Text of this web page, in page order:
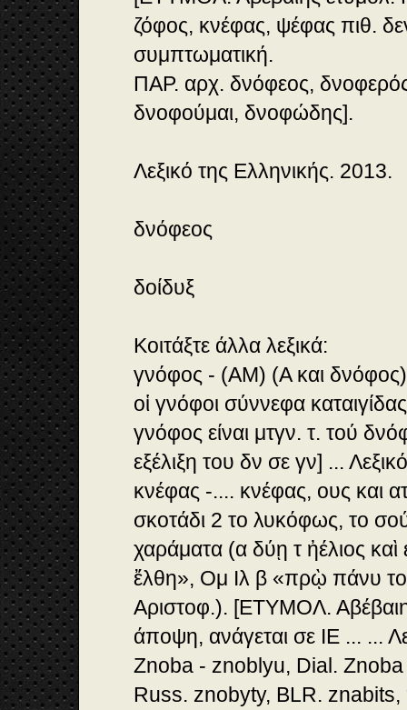
ζόφος, κνέφας, ψέφας πιθ.
συμπτωματική.
ΠΑΡ. αρχ. δνόφεος,
δνοφούμαι, δνοφώδης].
Λεξικό της Ελληνικής. 2013.
δνόφεος
δοίδυξ
Κοιτάξτε άλλα λεξικά:
γνόφος - (AM) (Α και
οἱ γνόφοι σύννεφα
γνόφος είναι μτγν. τ. τού
εξέλιξη του δν σε γν] ...
κνέφας -.... κνέφας, ους και
σκοτάδι 2 το λυκόφως, το
χαράματα (α δύῃ τ ἠέλιος καὶ
ἔλθη», Ομ Ιλ β «πρῲ πάνυ
Αριστοφ.). [ΕΤΥΜΟΛ.
άποψη, ανάγεται σε ΙΕ ... ...
Znoba - znoblyu, Dial. Znoba
Russ. znobyty, BLR. znabits,